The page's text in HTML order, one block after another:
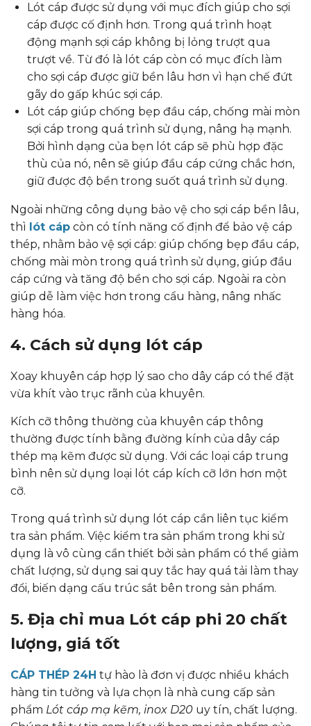
Lót cáp được sử dụng với mục đích giúp cho sợi
cáp được cố định hơn. Trong quá trình hoạt
động mạnh sợi cáp không bị lỏng trượt qua
trượt về. Từ đó là lót cáp còn có mục đích làm
cho sợi cáp được giữ bền lâu hơn vì hạn chế đứt
gãy do gấp khúc sợi cáp.
Lót cáp giúp chống bẹp đầu cáp, chống mài mòn
sợi cáp trong quá trình sử dụng, nâng hạ mạnh.
Bởi hình dạng của bẹn lót cáp sẽ phù hợp đặc
thù của nó, nên sẽ giúp đầu cáp cứng chắc hơn,
giữ được độ bền trong suốt quá trình sử dụng.
Ngoài những công dụng bảo vệ cho sợi cáp bền lâu,
thì lót cáp còn có tính năng cố định để bảo vệ cáp
thép, nhằm bảo vệ sợi cáp: giúp chống bẹp đầu cáp,
chống mài mòn trong quá trình sử dụng, giúp đầu
cáp cứng và tăng độ bền cho sợi cáp. Ngoài ra còn
giúp dễ làm việc hơn trong cẩu hàng, nâng nhấc
hàng hóa.
4. Cách sử dụng lót cáp
Xoay khuyên cáp hợp lý sao cho dây cáp có thể đặt
vừa khít vào trục rãnh của khuyên.
Kích cỡ thông thường của khuyên cáp thông
thường được tính bằng đường kính của dây cáp
thép mạ kẽm được sử dụng. Với các loại cáp trung
bình nên sử dụng loại lót cáp kích cỡ lớn hơn một
cỡ.
Trong quá trình sử dụng lót cáp cần liên tục kiểm
tra sản phẩm. Việc kiểm tra sản phẩm trong khi sử
dụng là vô cùng cần thiết bởi sản phẩm có thể giảm
chất lượng, sử dụng sai quy tắc hay quá tải làm thay
đổi, biến dạng cấu trúc sắt bên trong sản phẩm.
5. Địa chỉ mua Lót cáp phi 20 chất
lượng, giá tốt
CÁP THÉP 24H tự hào là đơn vị được nhiều khách
hàng tin tưởng và lựa chọn là nhà cung cấp sản
phẩm Lót cáp mạ kẽm, inox D20 uy tín, chất lượng.